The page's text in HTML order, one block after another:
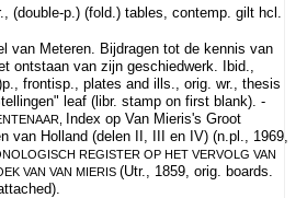
(double-p.) (fold.) tables, contemp. gilt hcl.
van Meteren. Bijdragen tot de kennis van
ontstaan van zijn geschiedwerk. Ibid.,
frontisp., plates and ills., orig. wr., thesis
leaf (libr. stamp on first blank). -
Index op Van Mieris's Groot
van Holland (delen II, III en IV) (n.pl., 1969,
REGISTER OP HET VERVOLG VAN
VAN VAN MIERIS (Utr., 1859, orig. boards.